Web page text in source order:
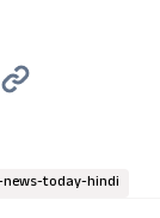
today-hindi